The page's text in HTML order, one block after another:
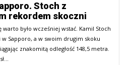
Stoch z
rekordem skoczni
było wcześniej wstać. Kamil Stoch
Sapporo, a w swoim drugim skoku
znakomitą odległość 148,5 metra.